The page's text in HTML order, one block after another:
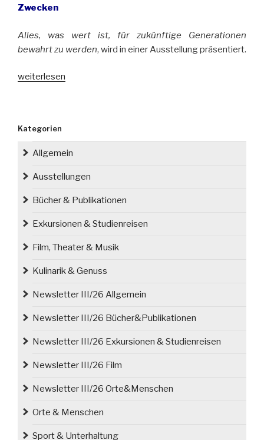
Zwecken
Alles, was wert ist, für zukünftige Generationen
bewahrt zu werden, wird in einer Ausstellung präsentiert.
„Die
Kanth
bei
bekommt
Würde
zurück“
weiterlesen
Kategorien
Allgemein
Ausstellungen
Bücher & Publikationen
Exkursionen & Studienreisen
Film, Theater & Musik
Kulinarik & Genuss
Newsletter III/26 Allgemein
Newsletter III/26 Bücher&Publikationen
Newsletter III/26 Exkursionen & Studienreisen
Newsletter III/26 Film
Newsletter III/26 Orte&Menschen
Orte & Menschen
Sport & Unterhaltung